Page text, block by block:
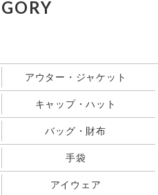
アウター・ジャケット
キャップ・ハット
バッグ・財布
手袋
アイウェア